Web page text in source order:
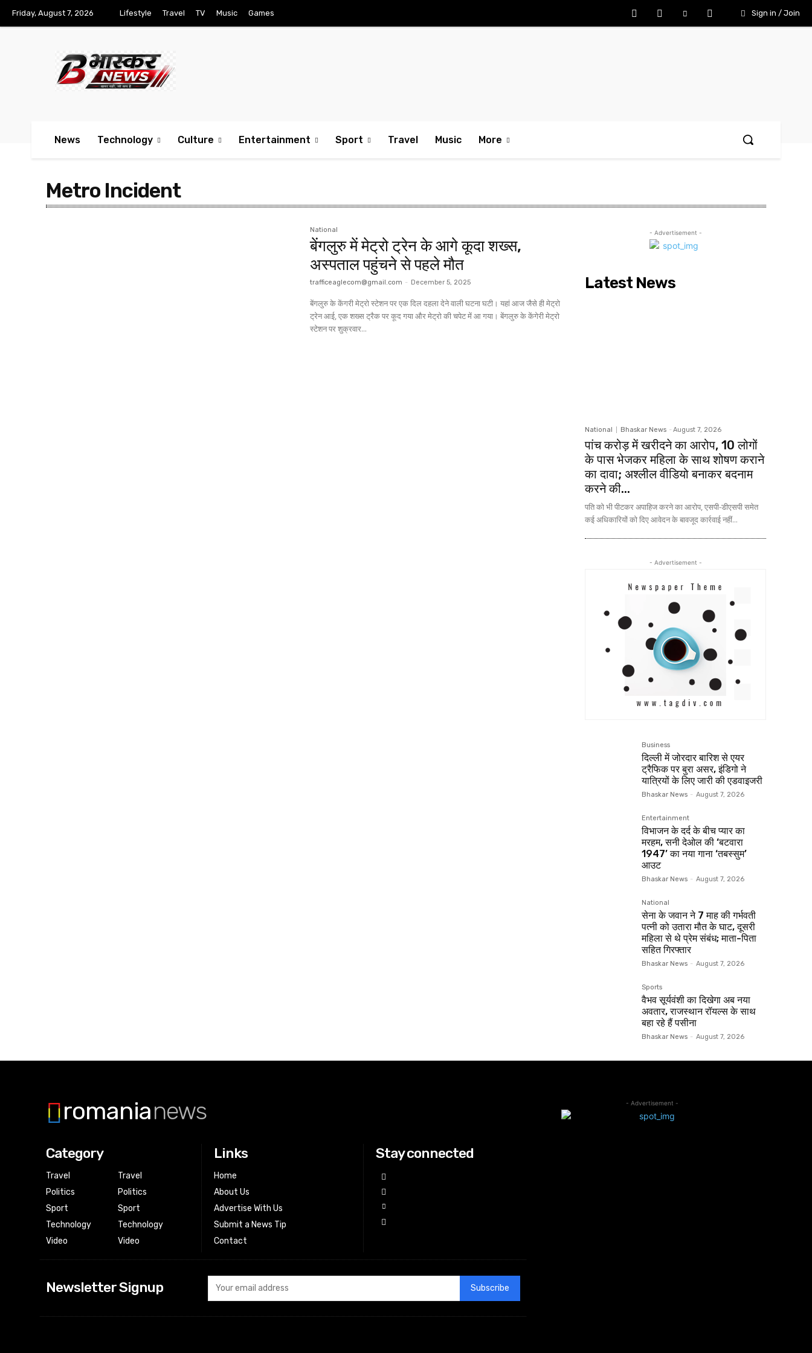
Friday, August 7, 2026 Lifestyle Travel TV Music Games Sign in / Join
News Technology Culture Entertainment Sport Travel Music More
Metro Incident
National
बेंगलुरु में मेट्रो ट्रेन के आगे कूदा शख्स,
अस्पताल पहुंचने से पहले मौत
trafficeaglecom@gmail.com - December 5, 2025
बेंगलुरु के केंगरी मेट्रो स्टेशन पर एक दिल दहला देने वाली घटना घटी। यहां आज जैसे ही मेट्रो
ट्रेन आई, एक शख्स ट्रैक पर कूद गया और मेट्रो की चपेट में आ गया। बेंगलुरु के केंगेरी मेट्रो
स्टेशन पर शुक्रवार...
- Advertisement -
Latest News
National Bhaskar News - August 7, 2026
पांच करोड़ में खरीदने का आरोप, 10 लोगों
के पास भेजकर महिला के साथ शोषण कराने
का दावा; अश्लील वीडियो बनाकर बदनाम
करने की...
पति को भी पीटकर अपाहिज करने का आरोप, एसपी-डीएसपी समेत
कई अधिकारियों को दिए आवेदन के बावजूद कार्रवाई नहीं...
- Advertisement -
Business
दिल्ली में जोरदार बारिश से एयर
ट्रैफिक पर बुरा असर, इंडिगो ने
यात्रियों के लिए जारी की एडवाइजरी
Bhaskar News - August 7, 2026
Entertainment
विभाजन के दर्द के बीच प्यार का
मरहम, सनी देओल की ‘बटवारा
1947’ का नया गाना ‘तबस्सुम’
आउट
Bhaskar News - August 7, 2026
National
सेना के जवान ने 7 माह की गर्भवती
पत्नी को उतारा मौत के घाट, दूसरी
महिला से थे प्रेम संबंध; माता-पिता
सहित गिरफ्तार
Bhaskar News - August 7, 2026
Sports
वैभव सूर्यवंशी का दिखेगा अब नया
अवतार, राजस्थान रॉयल्स के साथ
बहा रहे हैं पसीना
Bhaskar News - August 7, 2026
romanianews
Category
Travel
Politics
Sport
Technology
Video
Travel
Politics
Sport
Technology
Video
Links
Home
About Us
Advertise With Us
Submit a News Tip
Contact
Stay connected
Newsletter Signup Subscribe
- Advertisement -